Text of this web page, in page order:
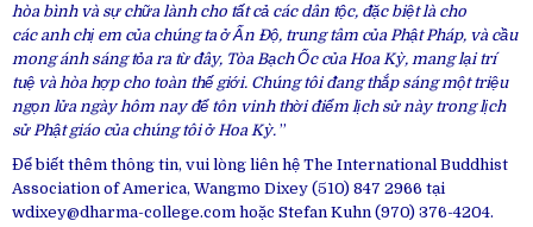
hòa bình và sự chữa lành cho tất cả các dân tộc, đặc biệtlà cho
các anh chị em của chúng ta ởẤn Độ, trung tâm của Phật Pháp, và cầu
mong ánh sángtỏa ra từ đây, Tòa Bạch Ốc của Hoa Kỳ, mang lạitrí
tuệ và hòa hợpcho toàn thế giới. Chúng tôiđang thắp sáng một triệu
ngọn lửa ngày hôm nay để tôn vinh thời điểm lịch sửnày trong lịch
sử Phậtgiáo của chúng tôiở Hoa Kỳ. ”
Để biết thêm thông tin, vui lòng liên hệ The International Buddhist
Association of America, Wangmo Dixey (510) 847 2966 tại
wdixey@dharma-college.com hoặc Stefan Kuhn (970) 376-4204.